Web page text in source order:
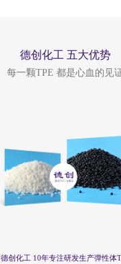
德创化工 五大优势
每一颗TPE 都是心血的见
德创化工 10年专注研发生产弹性体